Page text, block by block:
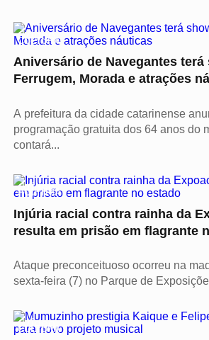
Vídeo
CULTURA
Aniversário de Navegantes terá
Ferrugem, Morada e atrações
A prefeitura da cidade catarinense
programação gratuita dos 64 anos do
contará...
Vídeo
POLÍTICA
Injúria racial contra rainha da
resulta em prisão em flagrante
Ataque preconceituoso ocorreu na
sexta-feira (7) no Parque de
Vídeo
CULTURA